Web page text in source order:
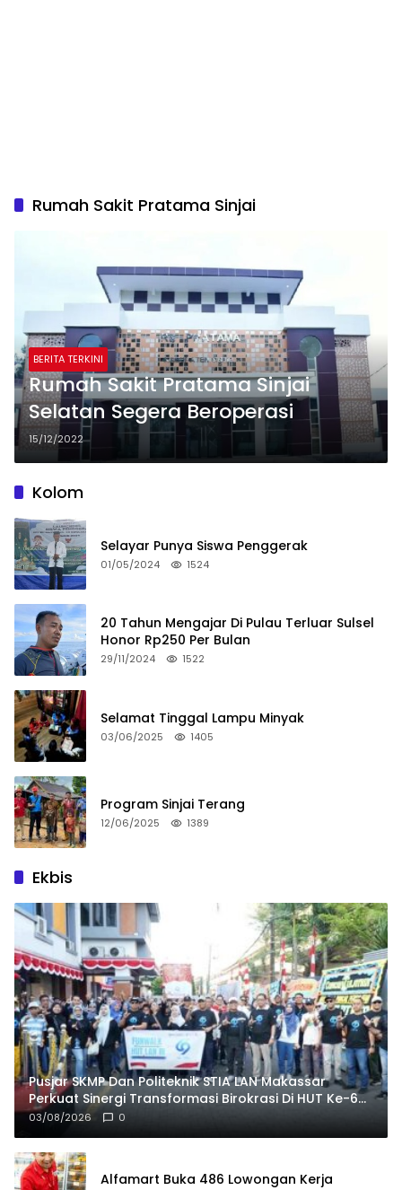
Rumah Sakit Pratama Sinjai
BERITA TERKINI
Rumah Sakit Pratama Sinjai
Selatan Segera Beroperasi
15/12/2022
Kolom
Selayar Punya Siswa Penggerak
01/05/2024 1524
20 Tahun Mengajar Di Pulau Terluar Sulsel
Honor Rp250 Per Bulan
29/11/2024 1522
Selamat Tinggal Lampu Minyak
03/06/2025 1405
Program Sinjai Terang
12/06/2025 1389
Ekbis
Pusjar SKMP Dan Politeknik STIA LAN Makassar
Perkuat Sinergi Transformasi Birokrasi Di HUT Ke-69
LAN RI
03/08/2026 0
Alfamart Buka 486 Lowongan Kerja